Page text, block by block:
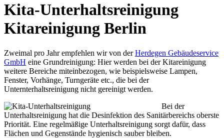
Kita-Unterhaltsreinigung
Kitareinigung Berlin
Zweimal pro Jahr empfehlen wir von derHerdegen Gebäudeservice
GmbH eine Grundreinigung: Hier werden bei der Kitareinigung
weitere Bereiche miteinbezogen, wie beispielsweise Lampen,
Fenster, Vorhänge, Turngeräte etc., die bei der
Unternterhaltsreinigung nicht gereinigt werden.
Bei der
Unterhaltsreinigung hat die Desinfektion des Sanitärbereichs oberste
Priorität. Eine regelmäßige Unterhaltsreinigung sorgt dafür, dass
Flächen und Gegenstände hygienisch sauber bleiben.